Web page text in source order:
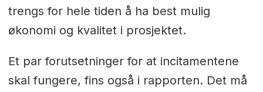
trengs for hele tiden å ha best mulig
økonomi og kvalitet i prosjektet.
Et par forutsetninger for at incitamentene
skal fungere, fins også i rapporten. Det må